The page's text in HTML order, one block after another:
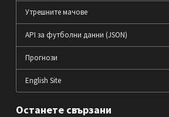
Утрешните мачове
API за футболни данни (JSON)
Прогнози
English Site
Останете свързани